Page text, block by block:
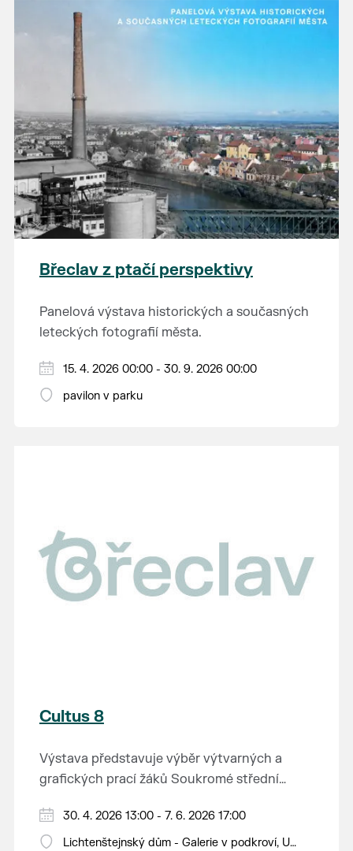
nám samotným nabízí a co je v ní dobrého.
Břeclav z ptačí perspektivy
Panelová výstava historických a současných
leteckých fotografií města.
15. 4. 2026 00:00 - 30. 9. 2026 00:00
pavilon v parku
Cultus 8
Výstava představuje výběr výtvarných a
grafických prací žáků Soukromé střední
30. 4. 2026 13:00 - 7. 6. 2026 17:00
Lichtenštejnský dům - Galerie v podkroví, U